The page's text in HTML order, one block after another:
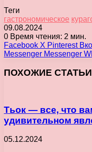
Теги
гастрономическое
09.08.2024
0 Время чтения: 2 мин.
Facebook X Pinterest
Messenger Messenger
ПОХОЖИЕ СТАТЬИ
Тьок — все, что
удивительном
05.12.2024